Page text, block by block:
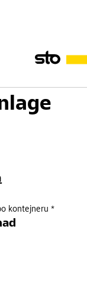
kontejneru *